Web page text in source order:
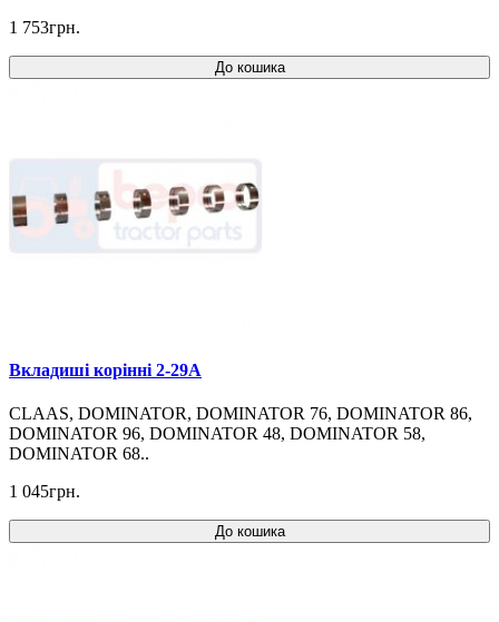
1 753грн.
До кошика
Вкладиші корінні 2-29A
CLAAS, DOMINATOR, DOMINATOR 76, DOMINATOR 86,
DOMINATOR 96, DOMINATOR 48, DOMINATOR 58,
DOMINATOR 68..
1 045грн.
До кошика